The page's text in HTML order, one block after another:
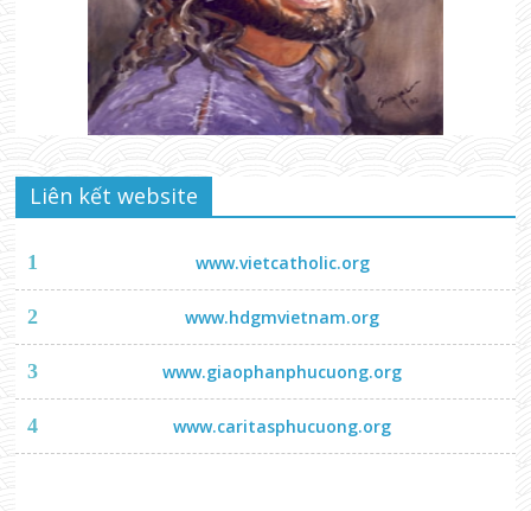
Liên kết website
1 www.vietcatholic.org
2 www.hdgmvietnam.org
3 www.giaophanphucuong.org
4 www.caritasphucuong.org